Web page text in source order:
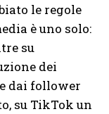
le regole
è uno solo:
su
dei
dai follower
su TikTok un